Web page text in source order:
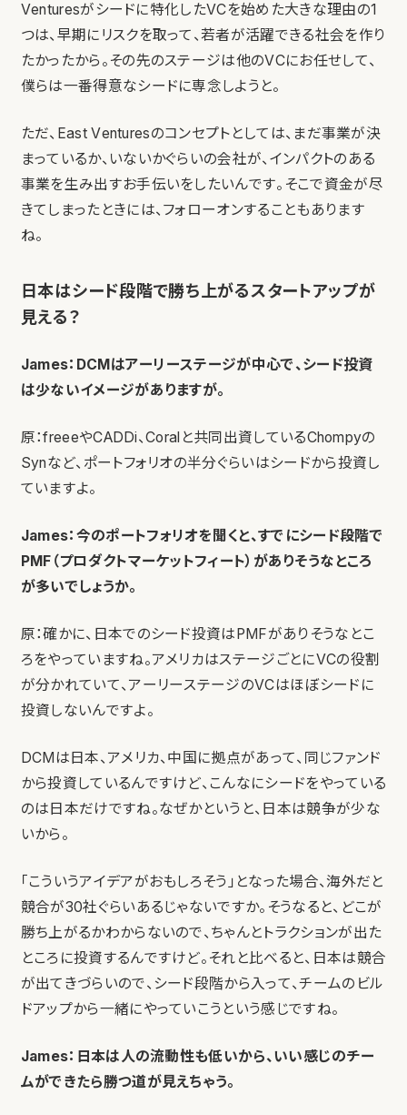
Venturesがシードに特化したVCを始めた大きな理由の1
つは、早期にリスクを取って、若者が活躍できる社会を作り
たかったから。その先のステージは他のVCにお任せして、
僕らは一番得意なシードに専念しようと。
ただ、East Venturesのコンセプトとしては、まだ事業が決
まっているか、いないかぐらいの会社が、インパクトのある
事業を生み出すお手伝いをしたいんです。そこで資金が尽
きてしまったときには、フォローオンすることもあります
ね。
日本はシード段階で勝ち上がるスタートアップが
見える？
James：DCMはアーリーステージが中心で、シード投資
は少ないイメージがありますが。
原：freeeやCADDi、Coralと共同出資しているChompyの
Synなど、ポートフォリオの半分ぐらいはシードから投資し
ていますよ。
James：今のポートフォリオを聞くと、すでにシード段階で
PMF（プロダクトマーケットフィート）がありそうなところ
が多いでしょうか。
原：確かに、日本でのシード投資はPMFがありそうなとこ
ろをやっていますね。アメリカはステージごとにVCの役割
が分かれていて、アーリーステージのVCはほぼシードに
投資しないんですよ。
DCMは日本、アメリカ、中国に拠点があって、同じファンド
から投資しているんですけど、こんなにシードをやっている
のは日本だけですね。なぜかというと、日本は競争が少な
いから。
「こういうアイデアがおもしろそう」となった場合、海外だと
競合が30社ぐらいあるじゃないですか。そうなると、どこが
勝ち上がるかわからないので、ちゃんとトラクションが出た
ところに投資するんですけど。それと比べると、日本は競合
が出てきづらいので、シード段階から入って、チームのビル
ドアップから一緒にやっていこうという感じですね。
James：日本は人の流動性も低いから、いい感じのチー
ムができたら勝つ道が見えちゃう。